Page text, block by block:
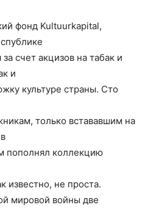
фонд Kultuurkapital,
счет акцизов на табак и
и
культуре страны. Сто
только встававшим на
пополнял коллекцию
известно, не проста.
мировой войны две